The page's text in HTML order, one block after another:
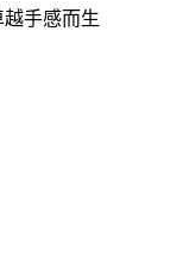
手感而生